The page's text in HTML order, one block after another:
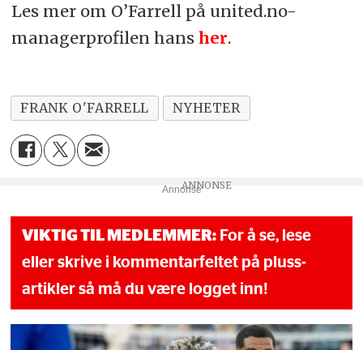
Les mer om O’Farrell på united.no-
managerprofilen hans her.
FRANK O'FARRELL NYHETER
Annonse
VIKTIG TIL MEDLEMMER: For å se, lese
eller skrive i kommentarfeltet på pluss-
artikler så må du være logget inn!